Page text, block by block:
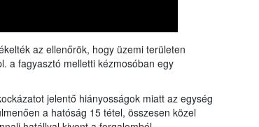
az ellenőrök, hogy üzemi területen
a fagyasztó melletti kézmosóban egy
jelentő hiányosságok miatt az egység
a hatóság 15 tétel, összesen közel